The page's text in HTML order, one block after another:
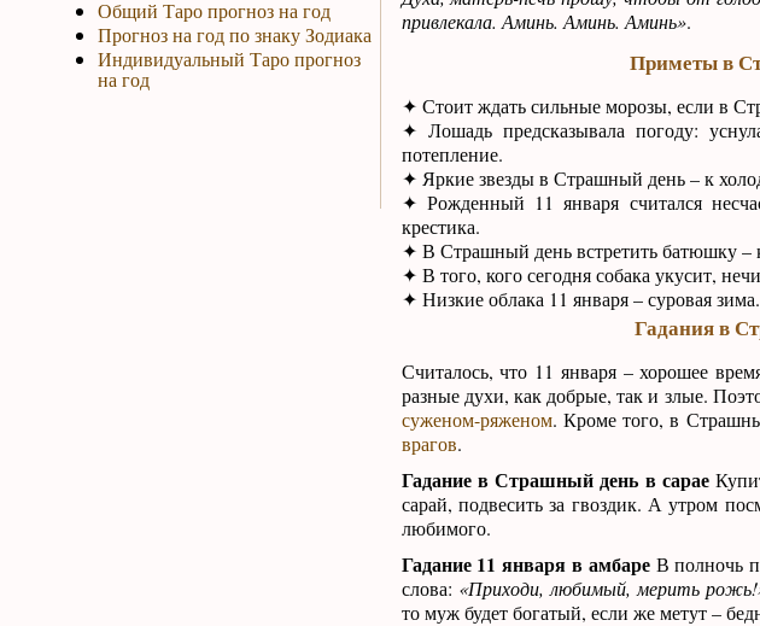
Общий Таро прогноз на год
Прогноз на год по знаку Зодиака
Индивидуальный Таро прогноз
на год
привлекала. Аминь. Аминь. Аминь».
Приметы в
✦ Стоит ждать сильные морозы, если в
✦ Лошадь предсказывала погоду:
потепление.
✦ Яркие звезды в Страшный день – к
✦ Рожденный 11 января считался
крестика.
✦ В Страшный день встретить батюшку –
✦ В того, кого сегодня собака укусит,
✦ Низкие облака 11 января – суровая зима.
Гадания в
Считалось, что 11 января – хорошее
разные духи, как добрые, так и злые.
суженом-ряженом. Кроме того, в
врагов.
Гадание в Страшный день в сарае
сарай, подвесить за гвоздик. А утром
любимого.
Гадание 11 января в амбареВ полночь
слова: «Приходи, любимый, мерить
то муж будет богатый, если же метут –